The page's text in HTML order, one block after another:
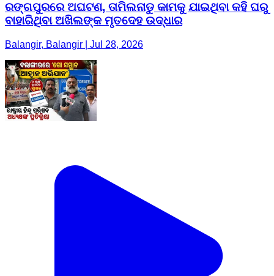
ରଙ୍ଗପୁରରେ ଅଘଟଣ, ତାମିଲନାଡୁ କାମକୁ ଯାଇଥିବା କହି ଘରୁ
ବାହାରିଥିବା ଅଖିଲଙ୍କ ମୃତଦେହ ଉଦ୍ଧାର
Balangir, Balangir | Jul 28, 2026